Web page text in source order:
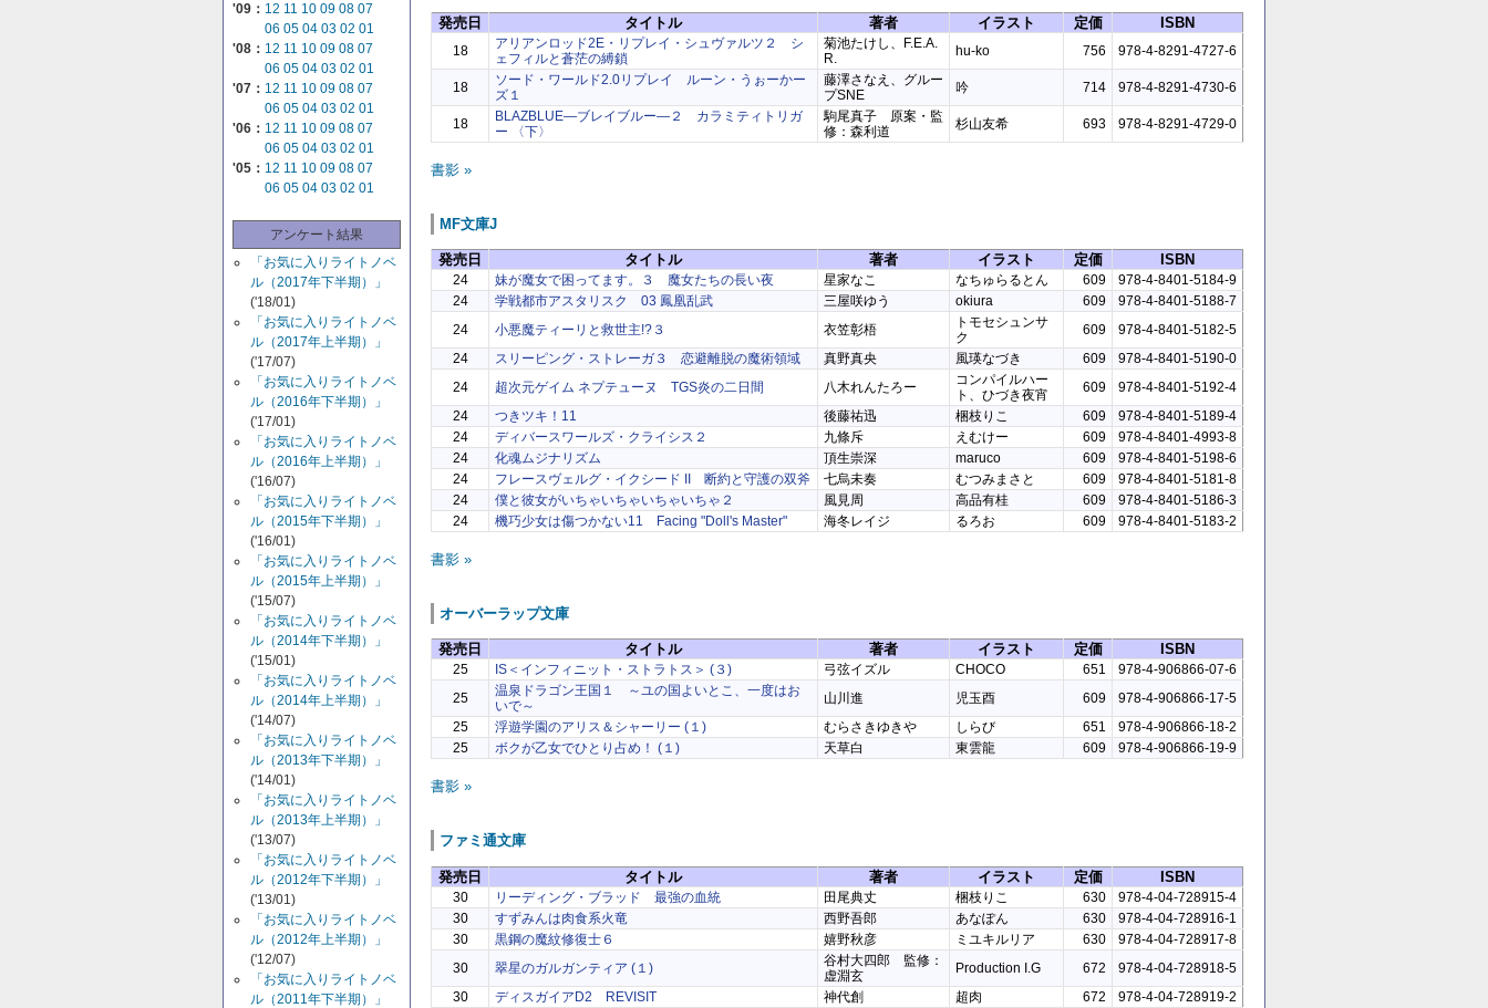
'09： 12 11 10 09 08 07
06 05 04 03 02 01
'08： 12 11 10 09 08 07
06 05 04 03 02 01
'07： 12 11 10 09 08 07
06 05 04 03 02 01
'06： 12 11 10 09 08 07
06 05 04 03 02 01
'05： 12 11 10 09 08 07
06 05 04 03 02 01
アンケート結果
「お気に入りライトノベ
ル（2017年下半期）」
('18/01)
「お気に入りライトノベ
ル（2017年上半期）」
('17/07)
「お気に入りライトノベ
ル（2016年下半期）」
('17/01)
「お気に入りライトノベ
ル（2016年上半期）」
('16/07)
「お気に入りライトノベ
ル（2015年下半期）」
('16/01)
「お気に入りライトノベ
ル（2015年上半期）」
('15/07)
「お気に入りライトノベ
ル（2014年下半期）」
('15/01)
「お気に入りライトノベ
ル（2014年上半期）」
('14/07)
「お気に入りライトノベ
ル（2013年下半期）」
('14/01)
「お気に入りライトノベ
ル（2013年上半期）」
('13/07)
「お気に入りライトノベ
ル（2012年下半期）」
('13/01)
「お気に入りライトノベ
ル（2012年上半期）」
('12/07)
「お気に入りライトノベ
ル（2011年下半期）」
発売日 タイトル 著者 イラスト 定価 ISBN
18
アリアンロッド2E・リプレイ・シュヴァルツ２ シ
ェフィルと蒼茫の縛鎖
菊池たけし、F.E.A.
R.
hu-ko 756 978-4-8291-4727-6
18
ソード・ワールド2.0リプレイ ルーン・うぉーかー
ズ１
藤澤さなえ、グルー
プSNE
吟 714 978-4-8291-4730-6
18
BLAZBLUE―ブレイブルー―２ カラミティトリガ
ー 〈下〉
駒尾真子 原案・監
修：森利道
杉山友希 693 978-4-8291-4729-0
書影 »
MF文庫J
発売日 タイトル 著者 イラスト 定価 ISBN
24 妹が魔女で困ってます。３ 魔女たちの長い夜 星家なこ なちゅらるとん 609
978-4-8401-5184-9
24
学戦都市アスタリスク 03 鳳凰乱武 三屋咲ゆう okiura 609
978-4-8401-5188-7
24
小悪魔ティーリと救世主!?３ 衣笠彰梧
トモセシュンサ
ク
609
978-4-8401-5182-5
24
スリーピング・ストレーガ３ 恋避離脱の魔術領域 真野真央 風瑛なづき 609
978-4-8401-5190-0
24
超次元ゲイム ネプテューヌ TGS炎の二日間 八木れんたろー
コンパイルハー
ト、ひづき夜宵
609
978-4-8401-5192-4
24
つきツキ！11 後藤祐迅 梱枝りこ 609
978-4-8401-5189-4
24
ディバースワールズ・クライシス２ 九條斥 えむけー 609
978-4-8401-4993-8
24
化魂ムジナリズム 頂生崇深 maruco 609
978-4-8401-5198-6
24
フレースヴェルグ・イクシード II 断約と守護の双斧 七烏未奏 むつみまさと 609
978-4-8401-5181-8
24
僕と彼女がいちゃいちゃいちゃいちゃ２ 風見周 高品有桂 609
978-4-8401-5186-3
24
機巧少女は傷つかない11 Facing "Doll's Master" 海冬レイジ るろお 609 978-4-8401-5183-2
書影 »
オーバーラップ文庫
発売日 タイトル 著者 イラスト 定価 ISBN
25 IS＜インフィニット・ストラトス＞ (３) 弓弦イズル CHOCO 651
978-4-906866-07-6
25
温泉ドラゴン王国１ ～ユの国よいとこ、一度はお
いで～
山川進 児玉酉 609
978-4-906866-17-5
25
浮遊学園のアリス＆シャーリー (１) むらさきゆきや しらび 651
978-4-906866-18-2
25
ボクが乙女でひとり占め！ (１) 天草白 東雲龍 609 978-4-906866-19-9
書影 »
ファミ通文庫
発売日 タイトル 著者 イラスト 定価 ISBN
30 リーディング・ブラッド 最強の血統 田尾典丈 梱枝りこ 630
978-4-04-728915-4
30
すずみんは肉食系火竜 西野吾郎 あなぽん 630
978-4-04-728916-1
30
黒鋼の魔紋修復士６ 嬉野秋彦 ミユキルリア 630
978-4-04-728917-8
30
翠星のガルガンティア (１)
谷村大四郎 監修：
虚淵玄
Production I.G 672
978-4-04-728918-5
30
ディスガイアD2 REVISIT 神代創 超肉 672 978-4-04-728919-2